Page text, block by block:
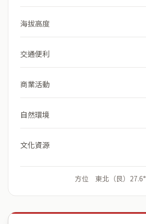
海拔高度
交通便利
商業活動
自然環境
文化資源
方位 東北（艮）27.6°